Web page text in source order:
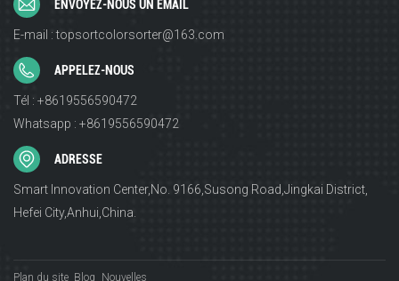
ENVOYEZ-NOUS UN EMAIL
E-mail : topsortcolorsorter@163.com
APPELEZ-NOUS
Tél : +8619556590472
Whatsapp : +8619556590472
ADRESSE
Smart Innovation Center,No. 9166,Susong Road,Jingkai District,
Hefei City,Anhui,China.
Plan du site Blog Nouvelles